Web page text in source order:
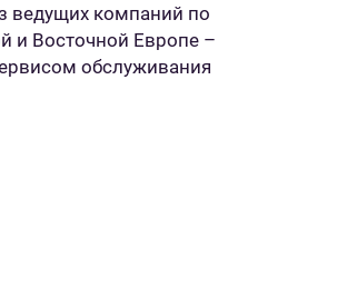
ведущих компаний по
и Восточной Европе –
обслуживания